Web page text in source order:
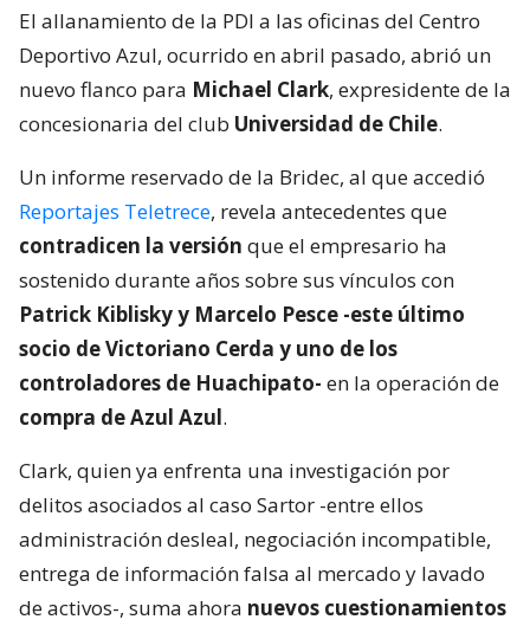
El allanamiento de la PDI a las oficinas del Centro
Deportivo Azul, ocurrido en abril pasado, abrió un
nuevo flanco para Michael Clark, expresidente de la
concesionaria del club Universidad de Chile.
Un informe reservado de la Bridec, al que accedió
Reportajes Teletrece, revela antecedentes que
contradicen la versión que el empresario ha
sostenido durante años sobre sus vínculos con
Patrick Kiblisky y Marcelo Pesce -este último
socio de Victoriano Cerda y uno de los
controladores de Huachipato- en la operación de
compra de Azul Azul.
Clark, quien ya enfrenta una investigación por
delitos asociados al caso Sartor -entre ellos
administración desleal, negociación incompatible,
entrega de información falsa al mercado y lavado
de activos-, suma ahora nuevos cuestionamientos